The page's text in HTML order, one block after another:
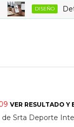
DISEÑO Detalles
VER RESULTADO Y
de Srta Deporte